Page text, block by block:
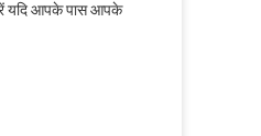
यदि आपके पास आपके